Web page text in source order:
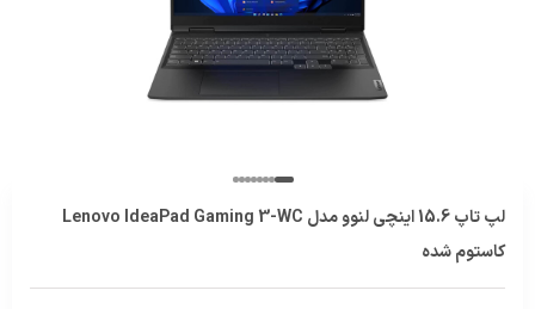
لپ تاپ 15.6 اینچی لنوو مدل Lenovo IdeaPad Gaming 3-WC
کاستوم شده